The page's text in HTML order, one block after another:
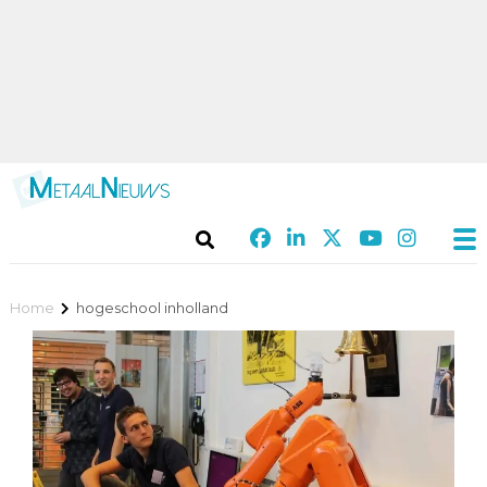
Home hogeschool inholland